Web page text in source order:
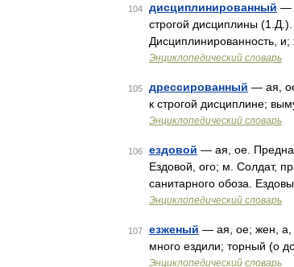
104 дисциплинированный —
строгой дисциплины
Дисциплинированность,
Энциклопедический словарь
105 дрессированный — ая,
к строгой дисциплине;
Энциклопедический словарь
106 ездовой — ая, ое.
Ездовой, ого; м. Солдат,
санитарного обоза.
Энциклопедический словарь
107 езженый — ая, ое; жен, а,
много ездили; торный (о
Энциклопедический словарь